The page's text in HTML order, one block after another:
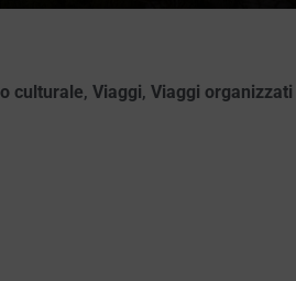
culturale, Viaggi, Viaggi organizzati